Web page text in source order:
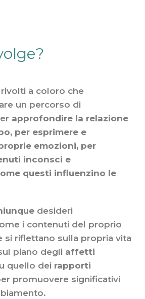
a coloro che
un percorso di
approfondire la relazione
per esprimere e
emozioni, per
inconsci e
questi influenzino le
desideri
i contenuti del proprio
si riflettano sulla propria vita
piano degli affetti
quello dei rapporti
promuovere significativi